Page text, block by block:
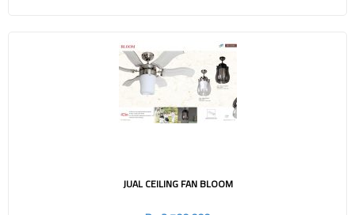
JUAL CEILING FAN BLOOM